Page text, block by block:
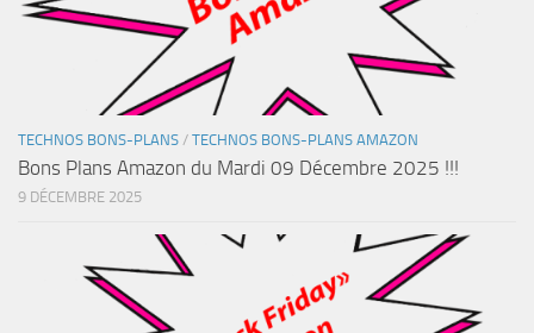
TECHNOS BONS-PLANS / TECHNOS BONS-PLANS AMAZON
Bons Plans Amazon du Mardi 09 Décembre 2025 !!!
9 DÉCEMBRE 2025